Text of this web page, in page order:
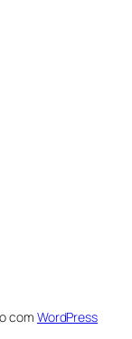
com WordPress